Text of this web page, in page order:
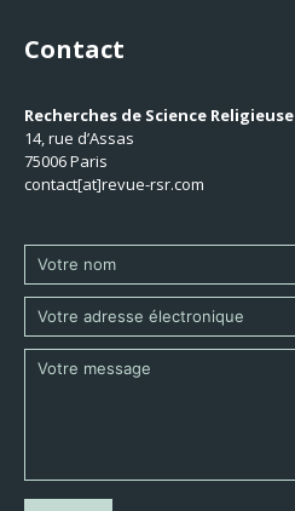
Contact
Recherches de Science Religieuse
14, rue d’Assas
75006 Paris
contact[at]revue-rsr.com